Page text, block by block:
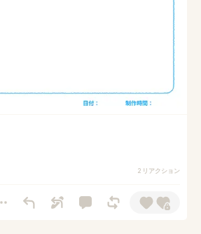
2 リアクション